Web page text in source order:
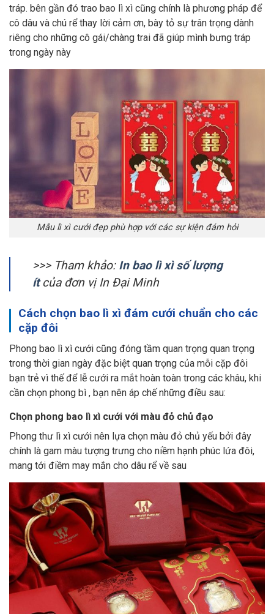
tráp. bên gần đó trao bao lì xì cũng chính là phương pháp để
cô dâu và chú rể thay lời cảm ơn, bày tỏ sự trân trọng dành
riêng cho những cô gái/chàng trai đã giúp mình bưng tráp
trong ngày này
Mẫu lì xì cưới đẹp phù hợp với các sự kiện đám hỏi
>>> Tham khảo: In bao lì xì số lượng
ít của đơn vị In Đại Minh
Cách chọn bao lì xì đám cưới chuẩn cho các
cặp đôi
Phong bao lì xì cưới cũng đóng tầm quan trọng quan trọng
trong thời gian ngày đặc biệt quan trọng của mỗi cặp đôi
bạn trẻ vì thế để lễ cưới ra mắt hoàn toàn trong các khâu, khi
cần chọn phong bì , bạn nên áp chế những điều sau:
Chọn phong bao lì xì cưới với màu đỏ chủ đạo
Phong thư lì xì cưới nên lựa chọn màu đỏ chủ yếu bởi đây
chính là gam màu tượng trưng cho niềm hạnh phúc lứa đôi,
mang tới điềm may mắn cho dâu rể về sau